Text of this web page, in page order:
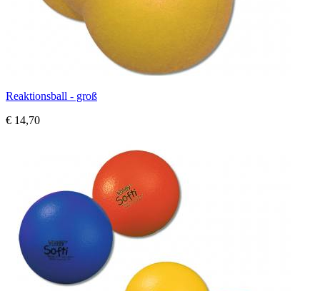
Reaktionsball - groß
€ 14,70